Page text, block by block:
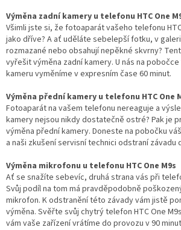
Výměna zadní kamery u telefonu HTC One
Všimli jste si, že fotoaparát vašeho telefonu
jako dříve? A ať uděláte sebelepší fotku, v
rozmazané nebo obsahují nepěkné skvrny?
vyřešit výměna zadní kamery. U nás na
kameru vyměníme v expresním čase 60 minut.
Výměna přední kamery u telefonu HTC One
Fotoaparát na vašem telefonu nereaguje a
kamery nejsou nikdy dostatečně ostré? Pak je
výměna přední kamery. Doneste na pobočku
a naši zkušení servisní technici odstraní závadu
Výměna mikrofonu u telefonu HTC One M9s
Ať se snažíte sebevíc, druhá strana vás při
Svůj podíl na tom má pravděpodobně
mikrofon. K odstranění této závady vám jistě
výměna. Svěřte svůj chytrý telefon HTC One
vám vaše zařízení vrátíme do provozu v 90